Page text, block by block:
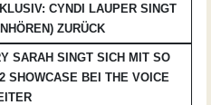
CYNDI LAUPER SINGT
ZURÜCK
SARAH SINGT SICH MIT SO
SHOWCASE BEI THE VOICE